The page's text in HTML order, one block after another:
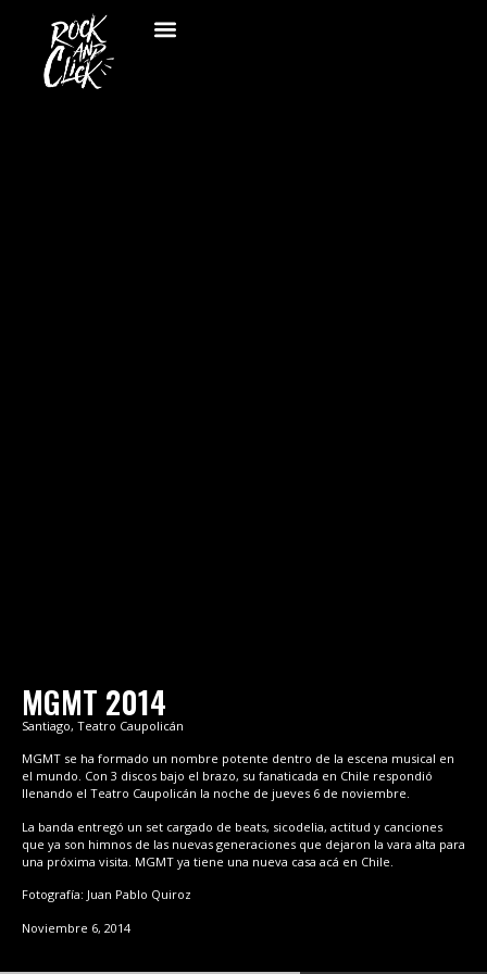
MGMT 2014
Santiago, Teatro Caupolicán
MGMT se ha formado un nombre potente dentro de la escena musical en
el mundo. Con 3 discos bajo el brazo, su fanaticada en Chile respondió
llenando el Teatro Caupolicán la noche de jueves 6 de noviembre.
La banda entregó un set cargado de beats, sicodelia, actitud y canciones
que ya son himnos de las nuevas generaciones que dejaron la vara alta para
una próxima visita. MGMT ya tiene una nueva casa acá en Chile.
Fotografía: Juan Pablo Quiroz
Noviembre 6, 2014